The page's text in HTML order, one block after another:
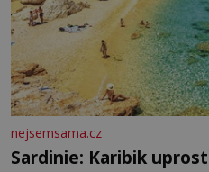
nejsemsama.cz
Sardinie: Karibik